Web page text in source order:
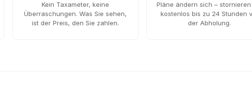
Kein Taxameter, keine
Überraschungen. Was Sie sehen,
ist der Preis, den Sie zahlen.
Pläne ändern sich – stornieren
kostenlos bis zu 24 Stunden
der Abholung.